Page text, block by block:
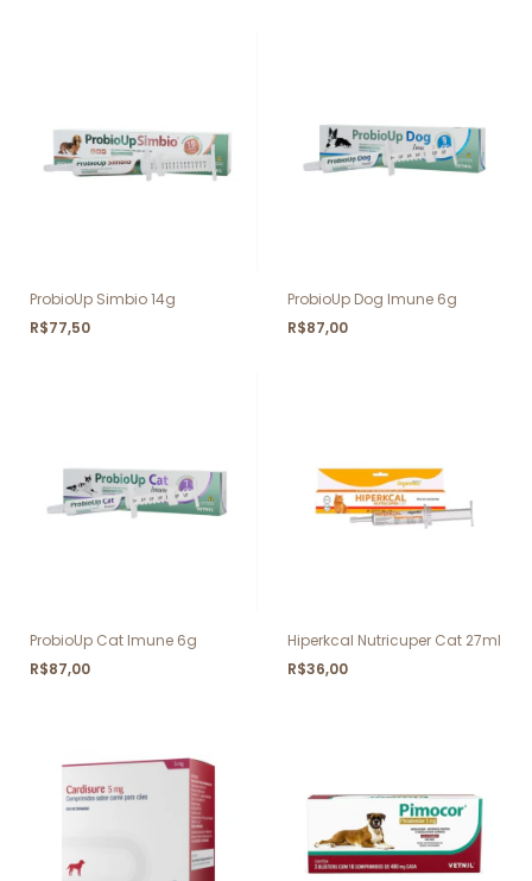
ProbioUp Simbio 14g
R$77,50
ProbioUp Dog Imune 6g
R$87,00
ProbioUp Cat Imune 6g
R$87,00
Hiperkcal Nutricuper Cat 27ml
R$36,00